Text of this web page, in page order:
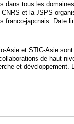
dans tous les
et la JSPS
franco-japonais. Date
Asie et STIC-Asie
de haut
et développement.